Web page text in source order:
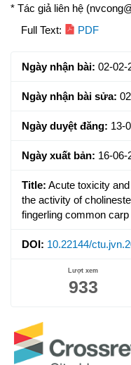
* Tác giả liên hệ
Article
Full Text: PDF
Ngày nhận bài: 02-02-
Ngày nhận bài sửa:
Ngày duyệt đăng: 13-
Ngày xuất bản: 16-06-
Title: Acute toxicity
the activity of
fingerling common
DOI: 10.22144/
Lượt xem
933